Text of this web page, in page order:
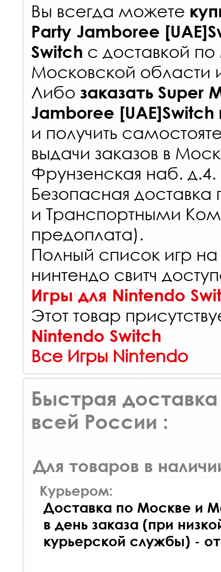
Вы всегда можете
Party Jamboree
Switch с доставкой
Московской области
Либо заказать Super
Jamboree [UAE]Switch
и получить
выдачи заказов в
Фрунзенская наб. д.4.
Безопасная
и Транспортными
предоплата).
Полный список игр
нинтендо свитч
Игры для Nintendo
Этот товар
Nintendo Switch
Все Игры Nintendo
Быстрая доставка
всей России :
Для товаров в
Курьером:
Доставка по Москве и
в день заказа (при
курьерской службы) -